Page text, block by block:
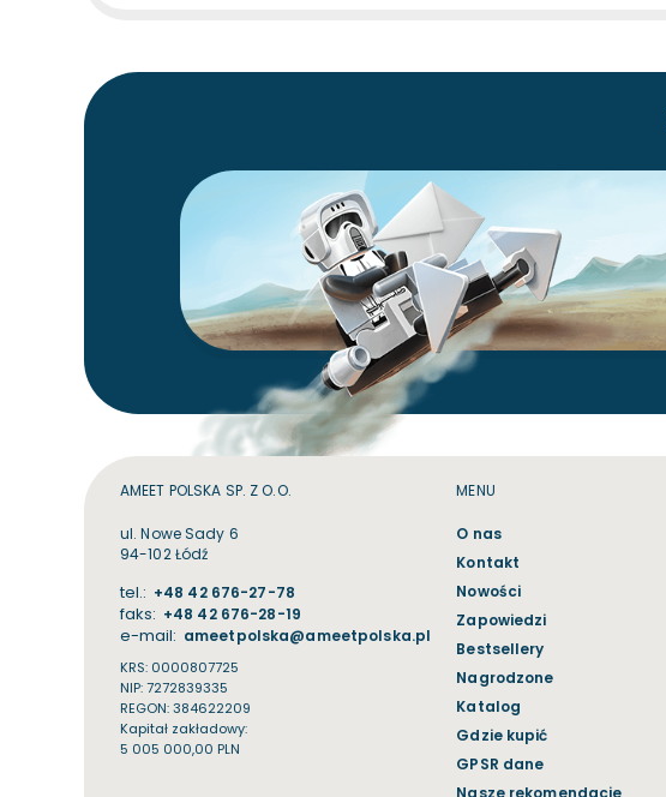
AMEET POLSKA SP. Z O.O.
ul. Nowe Sady 6
94-102 Łódź
tel.: +48 42 676-27-78
faks: +48 42 676-28-19
e-mail: ameetpolska@ameetpolska.pl
KRS: 0000807725
NIP: 7272839335
REGON: 384622209
Kapitał zakładowy:
5 005 000,00 PLN
MENU
O nas
Kontakt
Nowości
Zapowiedzi
Bestsellery
Nagrodzone
Katalog
Gdzie kupić
GPSR dane
Nasze rekomendacje